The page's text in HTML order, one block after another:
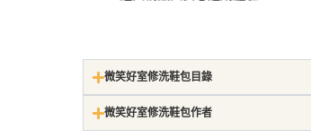
微笑好室修洗鞋包目錄
微笑好室修洗鞋包作者